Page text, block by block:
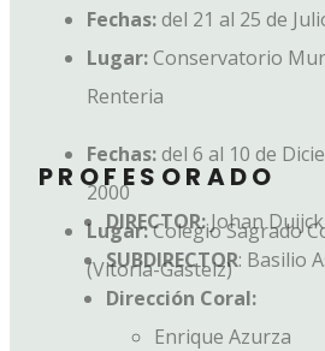
Fechas:del 21 al 25 de
Lugar:Conservatorio
Renteria
Fechas:del 6 al 10 de
2000
Lugar:Colegio Sagrado
(Vitoria-Gasteiz)
PROFESORADO
DIRECTOR: Johan Duijck
SUBDIRECTOR: Basilio
Dirección Coral:
Enrique Azurza